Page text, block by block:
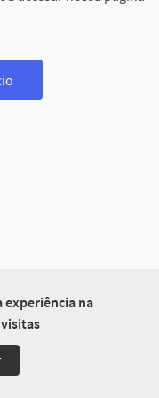
experiência na